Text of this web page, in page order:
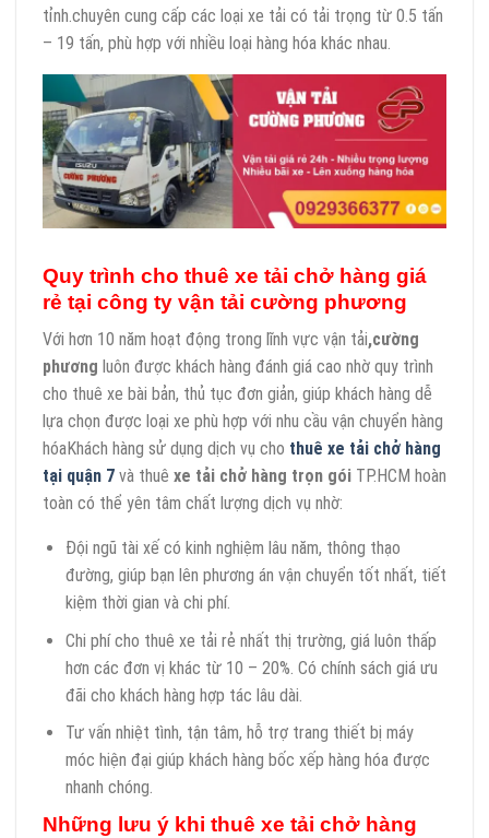
tỉnh.chuyên cung cấp các loại xe tải có tải trọng từ 0.5 tấn
– 19 tấn, phù hợp với nhiều loại hàng hóa khác nhau.
Quy trình cho thuê xe tải chở hàng giá
rẻ tại công ty vận tải cường phương
Với hơn 10 năm hoạt động trong lĩnh vực vận tải,cường
phương luôn được khách hàng đánh giá cao nhờ quy trình
cho thuê xe bài bản, thủ tục đơn giản, giúp khách hàng dễ
lựa chọn được loại xe phù hợp với nhu cầu vận chuyển hàng
hóaKhách hàng sử dụng dịch vụ cho thuê xe tải chở hàng
tại quận 7 và thuê xe tải chở hàng trọn gói TP.HCM hoàn
toàn có thể yên tâm chất lượng dịch vụ nhờ:
Đội ngũ tài xế có kinh nghiệm lâu năm, thông thạo
đường, giúp bạn lên phương án vận chuyển tốt nhất, tiết
kiệm thời gian và chi phí.
Chi phí cho thuê xe tải rẻ nhất thị trường, giá luôn thấp
hơn các đơn vị khác từ 10 – 20%. Có chính sách giá ưu
đãi cho khách hàng hợp tác lâu dài.
Tư vấn nhiệt tình, tận tâm, hỗ trợ trang thiết bị máy
móc hiện đại giúp khách hàng bốc xếp hàng hóa được
nhanh chóng.
Những lưu ý khi thuê xe tải chở hàng